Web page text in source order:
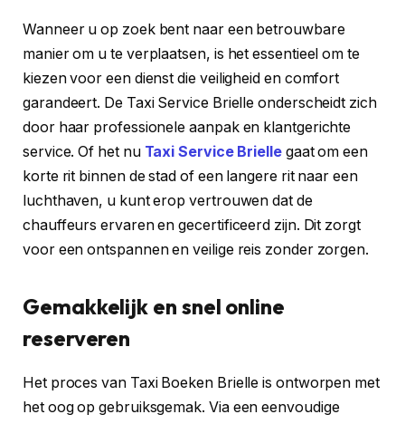
Wanneer u op zoek bent naar een betrouwbare
manier om u te verplaatsen, is het essentieel om te
kiezen voor een dienst die veiligheid en comfort
garandeert. De Taxi Service Brielle onderscheidt zich
door haar professionele aanpak en klantgerichte
service. Of het nu Taxi Service Briellegaat om een
korte rit binnen de stad of een langere rit naar een
luchthaven, u kunt erop vertrouwen dat de
chauffeurs ervaren en gecertificeerd zijn. Dit zorgt
voor een ontspannen en veilige reis zonder zorgen.
Gemakkelijk en snel online
reserveren
Het proces van Taxi Boeken Brielle is ontworpen met
het oog op gebruiksgemak. Via een eenvoudige